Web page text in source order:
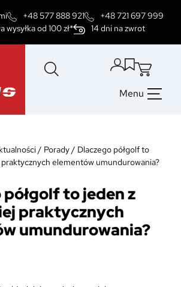
+48 577 888 921
+48 721 697 999
wysyłka od 100 zł*
14 dni na zwrot
Menu
/ Porady/ Dlaczego półgolf to
praktycznych elementów umundurowania?
półgolf to jeden z
praktycznych
umundurowania?